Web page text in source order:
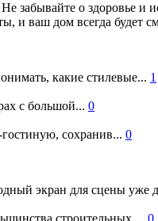
забывайте о здоровье
и ваш дом всегда будет
какие стилевые... 1
с большой... 0
сохранив... 0
экран для сцены уже